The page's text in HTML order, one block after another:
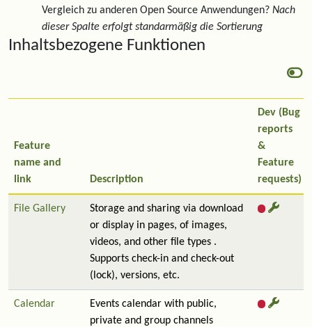
Vergleich zu anderen Open Source Anwendungen? Nach
dieser Spalte erfolgt standarmäßig die Sortierung
Inhaltsbezogene Funktionen
Feature
name and
link
Description
Dev (Bug
reports
&
Feature
requests)
File Gallery
Storage and sharing via download
or display in pages, of images,
videos, and other file types .
Supports check-in and check-out
(lock), versions, etc.
Calendar
Events calendar with public,
private and group channels